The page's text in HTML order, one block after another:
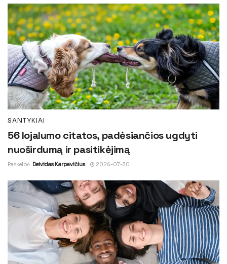
SANTYKIAI
56 lojalumo citatos, padėsiančios ugdyti
nuoširdumą ir pasitikėjimą
Paskelbė Deividas Karpavičius 2026-07-30